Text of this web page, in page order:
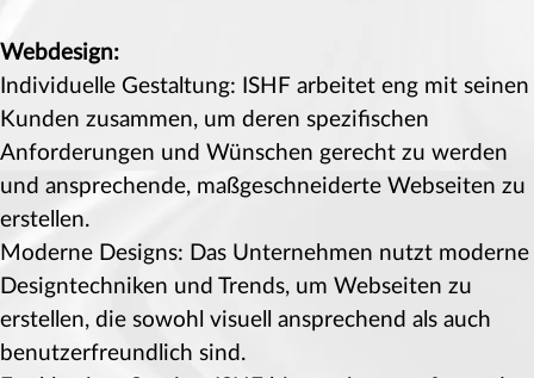
Webdesign:
Individuelle Gestaltung: ISHF arbeitet eng mit seinen
Kunden zusammen, um deren spezifischen
Anforderungen und Wünschen gerecht zu werden
und ansprechende, maßgeschneiderte Webseiten zu
erstellen.
Moderne Designs: Das Unternehmen nutzt moderne
Designtechniken und Trends, um Webseiten zu
erstellen, die sowohl visuell ansprechend als auch
benutzerfreundlich sind.